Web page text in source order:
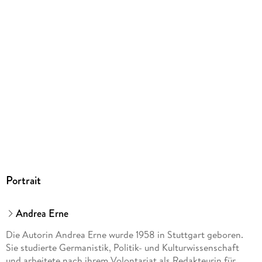
Portrait
Andrea Erne
Die Autorin Andrea Erne wurde 1958 in Stuttgart geboren.
Sie studierte Germanistik, Politik- und Kulturwissenschaft